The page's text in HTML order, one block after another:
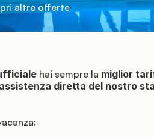
altre offerte
hai sempre la miglior
assistenza diretta del nostro